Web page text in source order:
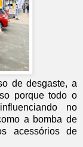
de desgaste, a
porque todo o
no
a bomba de
acessórios de